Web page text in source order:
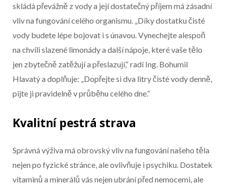
skládá převážně z vody a její dostatečný příjem má zásadní
vliv na fungování celého organismu. „Díky dostatku čisté
vody budete lépe bojovat i s únavou. Vynechejte alespoň
na chvíli slazené limonády a další nápoje, které vaše tělo
jen zbytečně zatěžují a přeslazují,“ radí Ing. Bohumil
Hlavatý a doplňuje: „Dopřejte si dva litry čisté vody denně,
pijte ji pravidelně v průběhu celého dne.“
Kvalitní pestrá strava
Správná výživa má obrovský vliv na fungování našeho těla
nejen po fyzické stránce, ale ovlivňuje i psychiku. Dostatek
vitaminů a minerálů vás nejen ubrání před nemocemi, ale